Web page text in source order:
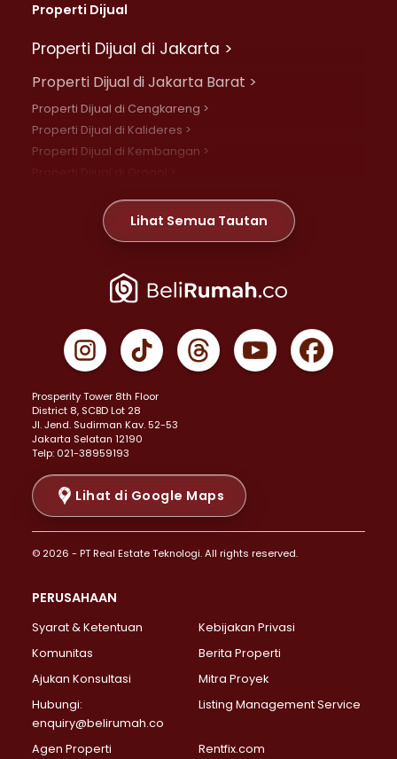
Properti Dijual
Properti Dijual di Jakarta >
Properti Dijual di Jakarta Barat >
Properti Dijual di Cengkareng >
Properti Dijual di Kalideres >
Properti Dijual di Kembangan >
Properti Dijual di Meruya >
Properti Dijual di Jelambar >
Properti Dijual di Jakarta Pusat >
Properti Dijual di Gambir >
Properti Dijual di Johar Baru >
Properti Dijual di Menteng >
Properti Dijual di Senen >
Properti Dijual di Tanah Abang >
Properti Dijual di Cikini >
Properti Dijual di Kramat >
Properti Dijual di Pasar Baru >
Properti Dijual di Bendungan Hilir >
Properti Dijual di Jakarta Selatan >
Properti Dijual di Lebak Bulus >
Properti Dijual di Gandaria Selatan >
Properti Dijual di Pondok Labu >
Properti Dijual di Lenteng Agung >
Properti Dijual di Senayan >
Properti Dijual di Pondok Pinang >
Lihat Semua Tautan
Prosperity Tower 8th Floor
District 8, SCBD Lot 28
JI. Jend. Sudirman Kav. 52-53
Jakarta Selatan 12190
Telp: 021-38959193
Lihat di Google Maps
© 2026 - PT Real Estate Teknologi. All rights reserved.
PERUSAHAAN
Syarat & Ketentuan
Kebijakan Privasi
Komunitas
Berita Properti
Ajukan Konsultasi
Mitra Proyek
Hubungi:
enquiry@belirumah.co
Listing Management Service
Agen Properti Rentfix.com